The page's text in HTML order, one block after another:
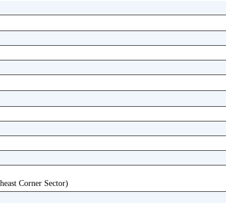
Corner Sector)